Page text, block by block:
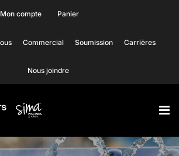
Mon compte Panier
Commercial Soumission Carrières
Nous joindre